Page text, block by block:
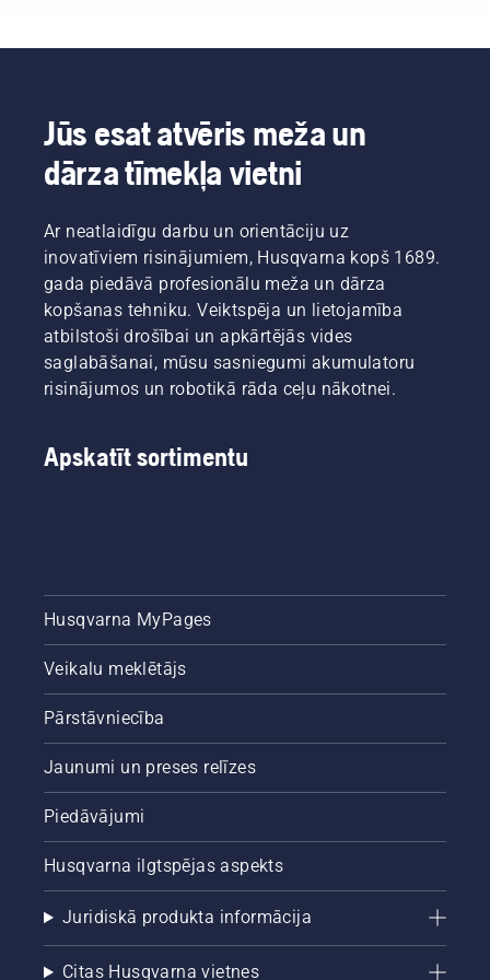
Un viņi ir
mūsu
visprasīgākie
klienti.
aizķeršanās
pārvietojas
pa sliedi.
Tas
sliedes
un ķēdes
kalpošanas
laiku.
Izpildiet
šajā
īsajā
norādījumus
par to,
eļļošana
darbojas
pareizi.
Vispirms
eļļas
motorzāģi
un
ka ķēdes
bremze
atslēgta.
motorzāģa
dzinēju
jāmaina
biežāk.
Eļļu var
iztecināt
veidos —
abi ir
parādīti
šajā
video.
Jūs esat atvēris meža un
dārza tīmekļa vietni
Ar neatlaidīgu darbu un orientāciju uz
inovatīviem risinājumiem, Husqvarna kopš 1689.
gada piedāvā profesionālu meža un dārza
kopšanas tehniku. Veiktspēja un lietojamība
atbilstoši drošībai un apkārtējās vides
saglabāšanai, mūsu sasniegumi akumulatoru
risinājumos un robotikā rāda ceļu nākotnei.
Apskatīt sortimentu
Husqvarna MyPages
Veikalu meklētājs
Pārstāvniecība
Jaunumi un preses relīzes
Piedāvājumi
Husqvarna ilgtspējas aspekts
Juridiskā produkta informācija
Citas Husqvarna vietnes